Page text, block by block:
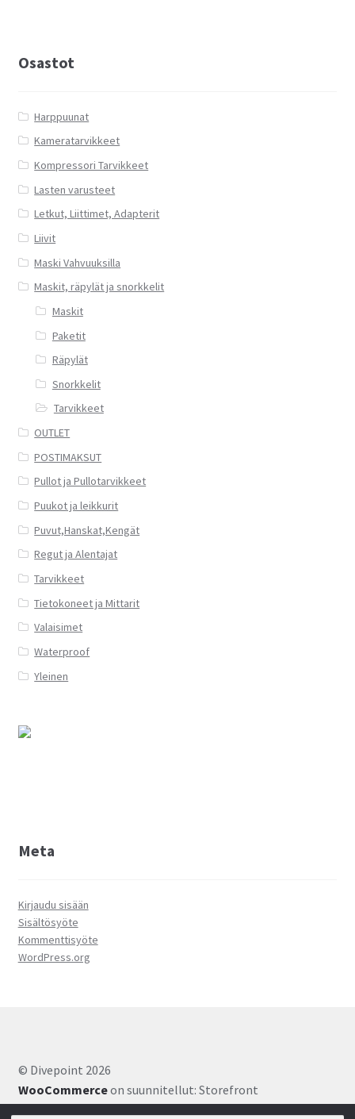
Osastot
Harppuunat
Kameratarvikkeet
Kompressori Tarvikkeet
Lasten varusteet
Letkut, Liittimet, Adapterit
Liivit
Maski Vahvuuksilla
Maskit, räpylät ja snorkkelit
Maskit
Paketit
Räpylät
Snorkkelit
Tarvikkeet
OUTLET
POSTIMAKSUT
Pullot ja Pullotarvikkeet
Puukot ja leikkurit
Puvut,Hanskat,Kengät
Regut ja Alentajat
Tarvikkeet
Tietokoneet ja Mittarit
Valaisimet
Waterproof
Yleinen
Meta
Kirjaudu sisään
Sisältösyöte
Kommenttisyöte
WordPress.org
© Divepoint 2026
WooCommerceon suunnitellut: Storefront